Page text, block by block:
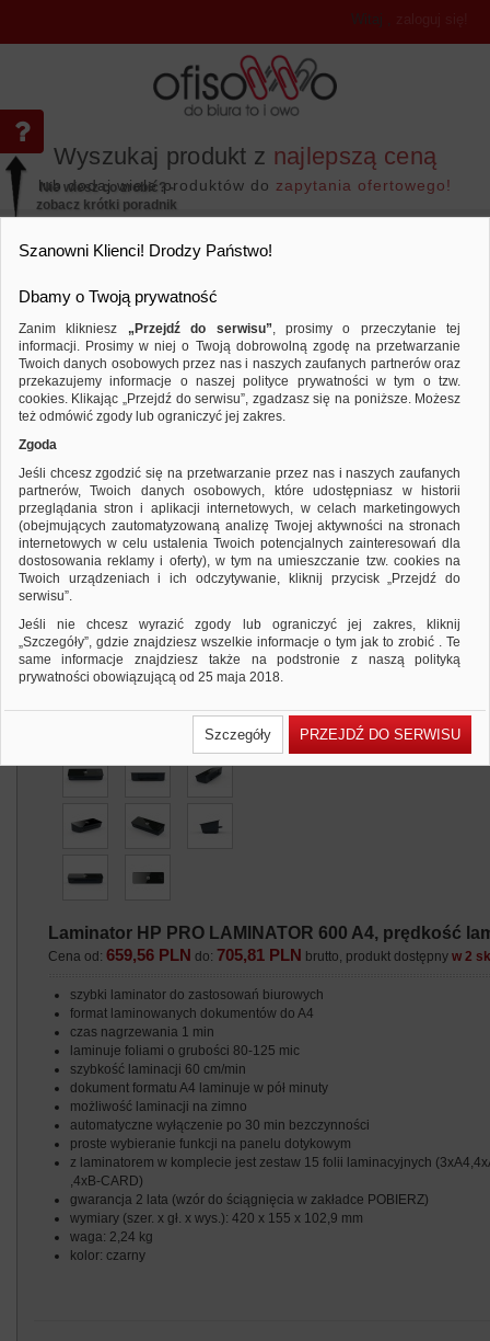
Wyszukaj produkt z najlepszą ceną
lub dodaj wiele produktów do zapytania ofertowego!
Witaj ,
Urządzenia i maszyny biurowe
Laminacja i
laminowania 60 cm/min, czarny
Porównaj produkt: Laminator HP PRO LAMINATOR
Laminator HP PRO LAMINATOR 600 A4, prędkość
Cena od:659,56 PLN do: 705,81 PLN brutto, produkt dostępnyw 2
szybki laminator do zastosowań biurowych
format laminowanych dokumentów do A4
czas nagrzewania 1 min
laminuje foliami o grubości 80-125 mic
szybkość laminacji 60 cm/min
dokument formatu A4 laminuje w pół minuty
możliwość laminacji na zimno
automatyczne wyłączenie po 30 min bezczynności
proste wybieranie funkcji na panelu dotykowym
z laminatorem w komplecie jest zestaw 15 folii laminacyjnych
,4xB-CARD)
gwarancja 2 lata (wzór do ściągnięcia w zakładce POBIERZ)
wymiary (szer. x gł. x wys.): 420 x 155 x 102,9 mm
waga: 2,24 kg
kolor: czarny
Nie wiesz co zrobić? -
zobacz krótki poradnik
Szanowni Klienci! Drodzy Państwo!
Dbamy o Twoją prywatność
Zanim klikniesz „Przejdź do serwisu”, prosimy o przeczytanie tej
informacji. Prosimy w niej o Twoją dobrowolną zgodę na przetwarzanie
Twoich danych osobowych przez nas i naszych zaufanych partnerów oraz
przekazujemy informacje o naszej polityce prywatności w tym o tzw.
cookies. Klikając „Przejdź do serwisu”, zgadzasz się na poniższe. Możesz
też odmówić zgody lub ograniczyć jej zakres.
Zgoda
Jeśli chcesz zgodzić się na przetwarzanie przez nas i naszych zaufanych
partnerów, Twoich danych osobowych, które udostępniasz w historii
przeglądania stron i aplikacji internetowych, w celach marketingowych
(obejmujących zautomatyzowaną analizę Twojej aktywności na stronach
internetowych w celu ustalenia Twoich potencjalnych zainteresowań dla
dostosowania reklamy i oferty), w tym na umieszczanie tzw. cookies na
Twoich urządzeniach i ich odczytywanie, kliknij przycisk „Przejdź do
serwisu”.
Jeśli nie chcesz wyrazić zgody lub ograniczyć jej zakres, kliknij
„Szczegóły”, gdzie znajdziesz wszelkie informacje o tym jak to zrobić . Te
same informacje znajdziesz także na podstronie z naszą polityką
prywatności obowiązującą od 25 maja 2018.
wcześniejsza zgoda której udzieliliście podczas zakładania konta. Każda
Państwa zgoda jest dobrowolna i można ją w dowolnym momencie
Polityka prywatności (rozwiń)
Lista Zaufanych Partnerów (rozwiń)
Szczegóły PRZEJDŹ DO SERWISU